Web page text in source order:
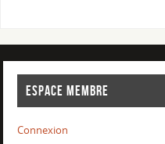
ESPACE MEMBRE
Connexion